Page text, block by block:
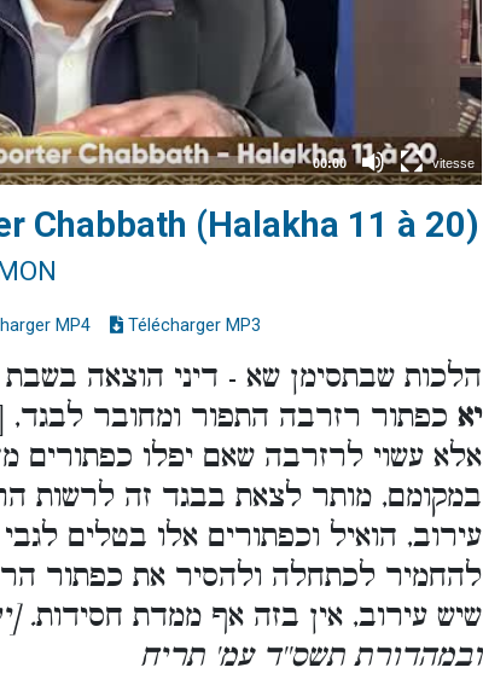
Chabbath (Halakha 11 à 20)
MP4 Télécharger MP3
הלכות שבתסימן שא - דיני הוצאה בשבת
יא כפתור רזרבה התפור ומחובר לבגד,
אלא עשוי לרזרבה שאם יפלו כפתורים
במקומם, מותר לצאת בבגד זה לרשות
עירוב, הואיל וכפתורים אלו בטלים
להחמיר לכתחלה ולהסיר את כפתור
שיש עירוב, אין בזה אף ממדת חסידות.
ובמהדורת תשס''ד עמ' תריח